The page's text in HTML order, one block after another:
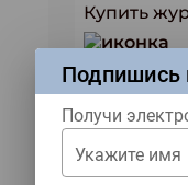
Купить
Свежий
Подпишись
Получи
Укажите имя